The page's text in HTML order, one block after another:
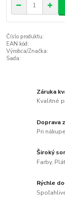
Číslo produktu:
EAN kód:
Výrobca/Značka:
Sada:
Záruka
Kvalitné
Doprava
Pri
Široký
Farby,
Rýchle